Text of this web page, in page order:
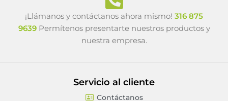
¡Llámanos y contáctanos ahora mismo! 316 875
9639Permítenos presentarte nuestros productos y
nuestra empresa.
Servicio al cliente
Contáctanos